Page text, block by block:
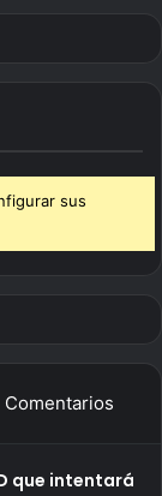
sus
Comentarios
que intentará